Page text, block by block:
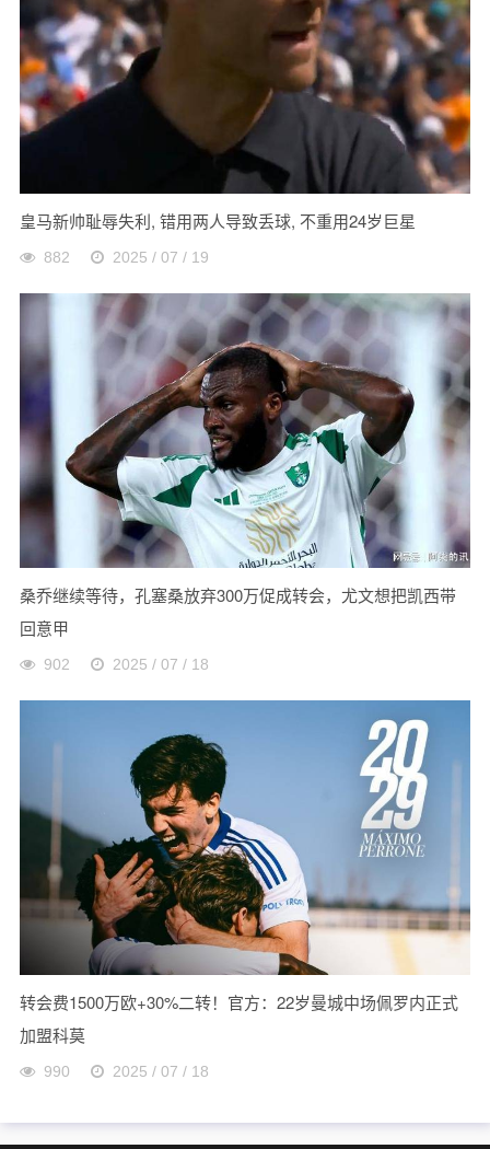
皇马新帅耻辱失利, 错用两人导致丢球, 不重用24岁巨星
882 2025 / 07 / 19
桑乔继续等待，孔塞桑放弃300万促成转会，尤文想把凯西带
回意甲
902 2025 / 07 / 18
转会费1500万欧+30%二转！官方：22岁曼城中场佩罗内正式
加盟科莫
990 2025 / 07 / 18